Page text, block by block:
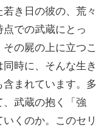
き日の彼の、荒々
での武蔵にとっ
の屍の上に立つこ
時に、そんな生き
まれています。多
、武蔵の抱く「強
くのか。このセリ